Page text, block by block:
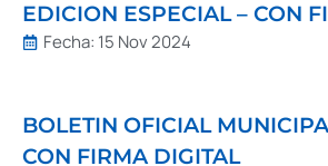
EDICION ESPECIAL – CON
Fecha: 15 Nov 2024
BOLETIN OFICIAL
CON FIRMA DIGITAL